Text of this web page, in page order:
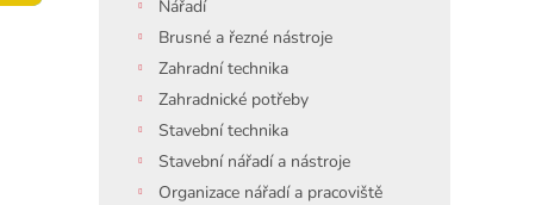
Nářadí
Brusné a řezné nástroje
Zahradní technika
Zahradnické potřeby
Stavební technika
Stavební nářadí a nástroje
Organizace nářadí a pracoviště